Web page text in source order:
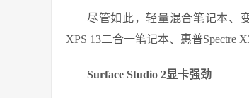
尽管如此，轻量混合笔记本、
XPS 13二合一笔记本、惠普Spectre
Surface Studio 2显卡强劲